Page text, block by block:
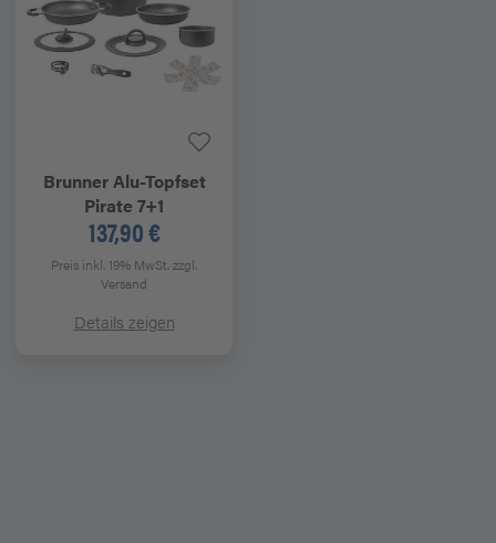
BrunnerAlu-Topfset
Pirate 7+1
137,90 €
Preis inkl. 19% MwSt.zzgl.
Versand
Details zeigen